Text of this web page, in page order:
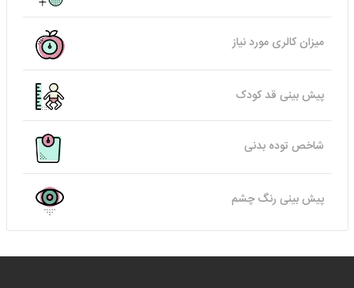
میزان کالری مورد نیاز
پیش بینی قد کودک
شاخص توده بدنی
پیش بینی رنگ چشم